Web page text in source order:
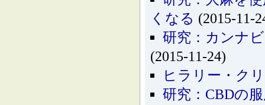
くなる (2015-11-
研究：カンナ
(2015-11-24)
ヒラリー・ク
研究：CBDの